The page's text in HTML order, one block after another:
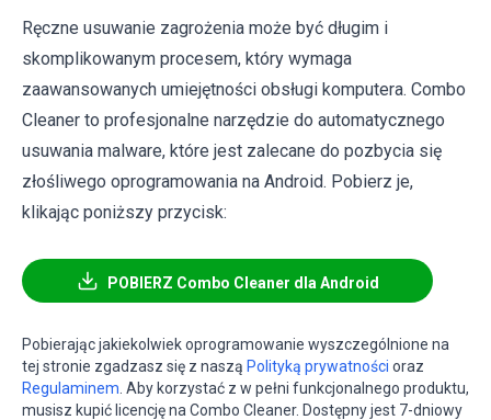
Ręczne usuwanie zagrożenia może być długim i
skomplikowanym procesem, który wymaga
zaawansowanych umiejętności obsługi komputera. Combo
Cleaner to profesjonalne narzędzie do automatycznego
usuwania malware, które jest zalecane do pozbycia się
złośliwego oprogramowania na Android. Pobierz je,
klikając poniższy przycisk:
POBIERZ Combo Cleaner dla Android
Pobierając jakiekolwiek oprogramowanie wyszczególnione na
tej stronie zgadzasz się z naszą Polityką prywatności oraz
Regulaminem. Aby korzystać z w pełni funkcjonalnego produktu,
musisz kupić licencję na Combo Cleaner. Dostępny jest 7-dniowy